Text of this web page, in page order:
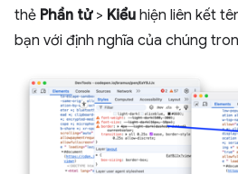
thẻ Phần tử> Kiểu hiện liên kết
bạn với định nghĩa của chúng